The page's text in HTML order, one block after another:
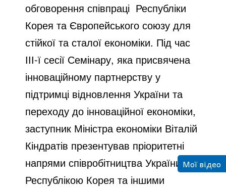
обговорення співпраці Республіки
Корея та Європейського союзу для
стійкої та сталої економіки. Під час
ІІІ-ї сесії Семінару, яка присвячена
інноваційному партнерству у
підтримці відновлення України та
переходу до інноваційної економіки,
заступник Міністра економіки Віталій
Кіндратів презентував пріоритетні
напрями співробітництва України з
Республікою Корея та іншими
Мої відео